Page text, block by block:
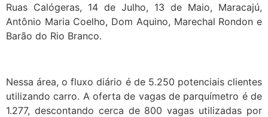
Ruas Calógeras, 14 de Julho, 13 de Maio, Maracajú,
Antônio Maria Coelho, Dom Aquino, Marechal Rondon e
Barão do Rio Branco.
Nessa área, o fluxo diário é de 5.250 potenciais clientes
utilizando carro. A oferta de vagas de parquímetro é de
1.277, descontando cerca de 800 vagas utilizadas por